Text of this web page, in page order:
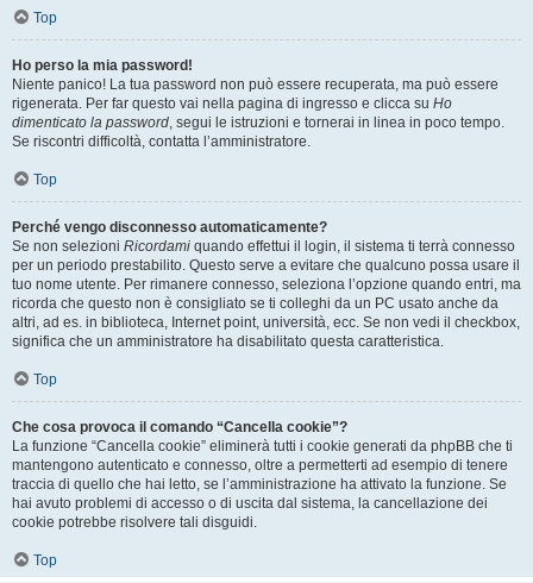
Top
Ho perso la mia password!
Niente panico! La tua password non può essere recuperata, ma può essere
rigenerata. Per far questo vai nella pagina di ingresso e clicca su Ho
dimenticato la password, segui le istruzioni e tornerai in linea in poco tempo.
Se riscontri difficoltà, contatta l’amministratore.
Top
Perché vengo disconnesso automaticamente?
Se non selezioni Ricordami quando effettui il login, il sistema ti terrà connesso
per un periodo prestabilito. Questo serve a evitare che qualcuno possa usare il
tuo nome utente. Per rimanere connesso, seleziona l’opzione quando entri, ma
ricorda che questo non è consigliato se ti colleghi da un PC usato anche da
altri, ad es. in biblioteca, Internet point, università, ecc. Se non vedi il checkbox,
significa che un amministratore ha disabilitato questa caratteristica.
Top
Che cosa provoca il comando “Cancella cookie”?
La funzione “Cancella cookie” eliminerà tutti i cookie generati da phpBB che ti
mantengono autenticato e connesso, oltre a permetterti ad esempio di tenere
traccia di quello che hai letto, se l’amministrazione ha attivato la funzione. Se
hai avuto problemi di accesso o di uscita dal sistema, la cancellazione dei
cookie potrebbe risolvere tali disguidi.
Top